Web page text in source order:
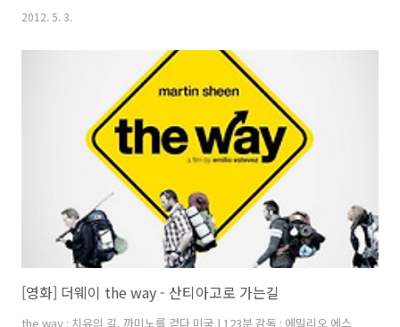
래식과 오페라의 지루함이라는 편견을 깨준 영화기도하다. 기존에 가지
소리치는 오페라의 개념을 바꿔 준 영화다. 2012년인 지금으로부터 27
년전의 1985년 영화라고는 믿어지지 않는 스토리로 만들어진 아마데우
스는 무조건 봐야 하는 영화라 생각된다. 런닝타임이 무려 3시간이지만
보다보면 어느새 다시 처음부터 다시 보고 있는 자신을 발견할지도 모르
니 바쁜 일정이 있는 사람이라면 주의해야한다. ■ 2인자 ..
2012. 5. 3.
[영화] 더웨이 the way - 산티아고로 가는길
the way : 치유의 길. 까미노를 걷다 미국 | 123분 감독 : 에밀리오 에스